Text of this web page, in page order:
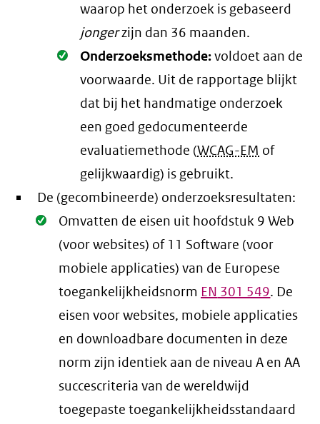
waarop het onderzoek is gebaseerd
jongerzijn dan 36 maanden.
Oké.
Onderzoeksmethode:voldoet aan de
voorwaarde. Uit de rapportage blijkt
dat bij het handmatige onderzoek
een goed gedocumenteerde
evaluatiemethode (WCAG-EM of
gelijkwaardig) is gebruikt.
De (gecombineerde) onderzoeksresultaten:
Oké.
Omvatten de eisen uit hoofdstuk 9 Web
(voor websites) of 11 Software (voor
mobiele applicaties) van de Europese
toegankelijkheidsnorm EN 301 549. De
eisen voor websites, mobiele applicaties
en downloadbare documenten in deze
norm zijn identiek aan de niveau A en AA
succescriteria van de wereldwijd
toegepaste toegankelijkheidsstandaard